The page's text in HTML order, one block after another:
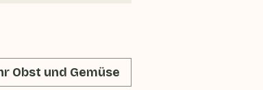
Obst und Gemüse